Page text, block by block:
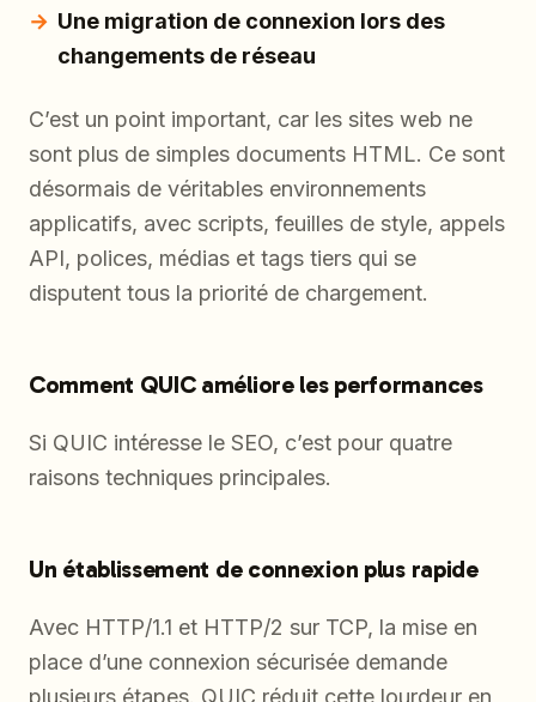
Une migration de connexion lors des
changements de réseau
C’est un point important, car les sites web ne
sont plus de simples documents HTML. Ce sont
désormais de véritables environnements
applicatifs, avec scripts, feuilles de style, appels
API, polices, médias et tags tiers qui se
disputent tous la priorité de chargement.
Comment QUIC améliore les performances
Si QUIC intéresse le SEO, c’est pour quatre
raisons techniques principales.
Un établissement de connexion plus rapide
Avec HTTP/1.1 et HTTP/2 sur TCP, la mise en
place d’une connexion sécurisée demande
plusieurs étapes. QUIC réduit cette lourdeur en